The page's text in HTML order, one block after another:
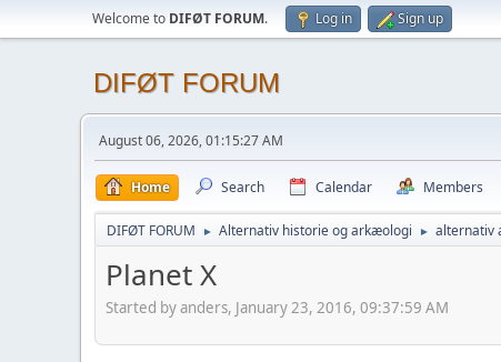
Welcome to DIFØT FORUM. Log in Sign up
DIFØT FORUM
August 06, 2026, 01:15:27 AM
Home Search Calendar Members
DIFØT FORUM ► Alternativ historie og arkæologi ► alternativ
Planet X
Started by anders, January 23, 2016, 09:37:59 AM